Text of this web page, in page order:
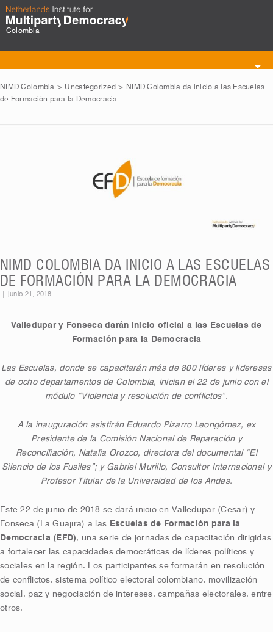
Colombia
Toggle
navigation
NIMD Colombia > Uncategorized > NIMD Colombia da inicio a las Escuelas
de Formación para la Democracia
NIMD COLOMBIA DA INICIO A LAS ESCUELAS
DE FORMACIÓN PARA LA DEMOCRACIA
junio 21, 2018
Valledupar y Fonseca darán inicio oficial a las Escuelas de
Formación para la Democracia
Las Escuelas, donde se capacitarán más de 800 líderes y lideresas
de ocho departamentos de Colombia, inician el 22 de junio con el
módulo “Violencia y resolución de conflictos”.
A la inauguración asistirán Eduardo Pizarro Leongómez, ex
Presidente de la Comisión Nacional de Reparación y
Reconciliación, Natalia Orozco, directora del documental “El
Silencio de los Fusiles”; y Gabriel Murillo, Consultor Internacional y
Profesor Titular de la Universidad de los Andes.
Este 22 de junio de 2018 se dará inicio en Valledupar (Cesar) y
Fonseca (La Guajira) a las Escuelas de Formación para la
Democracia (EFD), una serie de jornadas de capacitación dirigidas
a fortalecer las capacidades democráticas de líderes políticos y
sociales en la región. Los participantes se formarán en resolución
de conflictos, sistema político electoral colombiano, movilización
social, paz y negociación de intereses, campañas electorales, entre
otros.